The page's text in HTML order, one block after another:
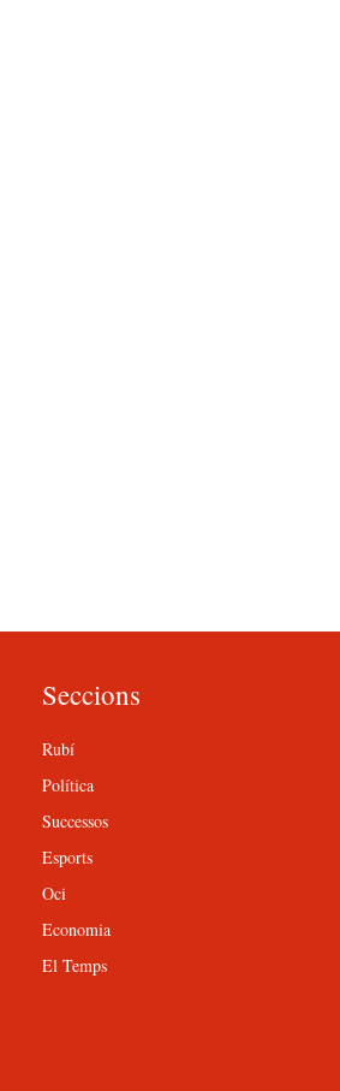
Seccions
Rubí
Política
Successos
Esports
Oci
Economia
El Temps